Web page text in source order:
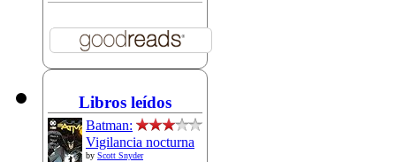
Libros leídos
Batman:
Vigilancia nocturna
by Scott Snyder